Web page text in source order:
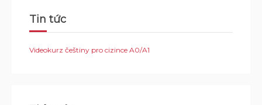
Tin tức
Videokurz češtiny pro cizince A0/A1